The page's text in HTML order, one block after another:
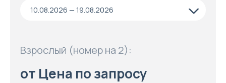
10.08.2026 — 19.08.2026
Взрослый (номер на 2):
от Цена по запросу